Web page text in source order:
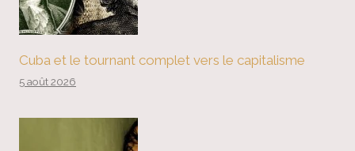
Cuba et le tournant complet vers le capitalisme
5 août 2026